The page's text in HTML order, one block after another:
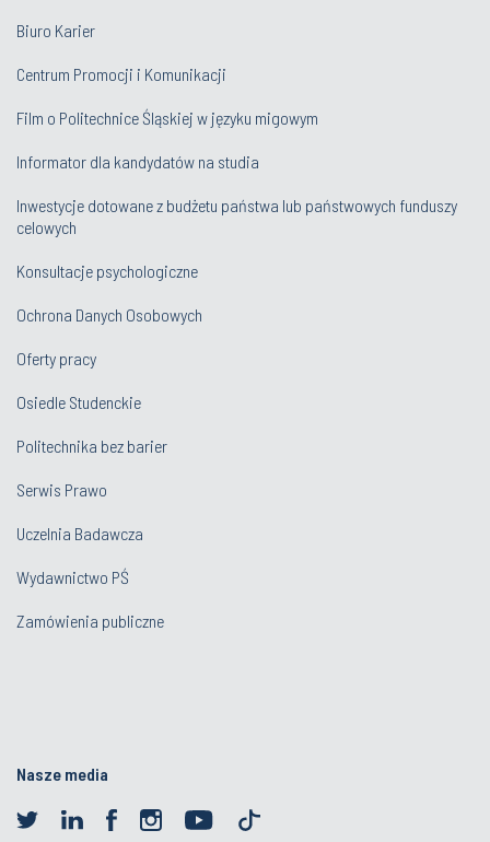
Biuro Karier
Centrum Promocji i Komunikacji
Film o Politechnice Śląskiej w języku migowym
Informator dla kandydatów na studia
Inwestycje dotowane z budżetu państwa lub państwowych funduszy
celowych
Konsultacje psychologiczne
Ochrona Danych Osobowych
Oferty pracy
Osiedle Studenckie
Politechnika bez barier
Serwis Prawo
Uczelnia Badawcza
Wydawnictwo PŚ
Zamówienia publiczne
Nasze media